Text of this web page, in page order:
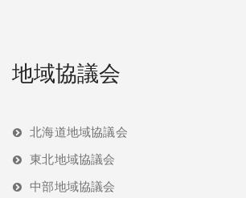
地域協議会
北海道地域協議会
東北地域協議会
中部地域協議会